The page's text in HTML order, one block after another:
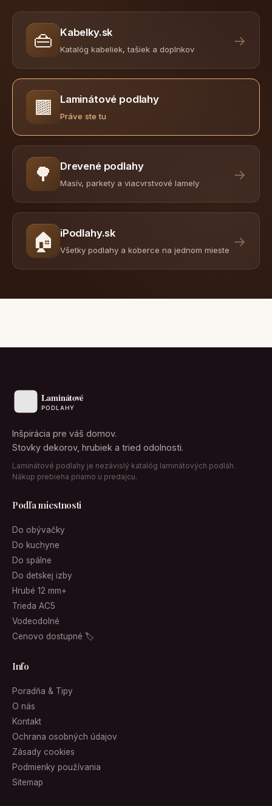
👜 Kabelky.sk
Katalóg kabeliek, tašiek a doplnkov
→
🟫 Laminátové podlahy
Práve ste tu
🌳 Drevené podlahy
Masív, parkety a viacvrstvové lamely
→
🏠 iPodlahy.sk
Všetky podlahy a koberce na jednom mieste
→
Inšpirácia pre váš domov.
Stovky dekorov, hrubiek a tried odolnosti.
Laminátové podlahy je nezávislý katalóg laminátových podláh.
Nákup prebieha priamo u predajcu.
Podľa miestnosti
Do obývačky
Do kuchyne
Do spálne
Do detskej izby
Hrubé 12 mm+
Trieda AC5
Vodeodolné
Cenovo dostupné 🏷
Info
Poradňa & Tipy
O nás
Kontakt
Ochrana osobných údajov
Zásady cookies
Podmienky používania
Sitemap